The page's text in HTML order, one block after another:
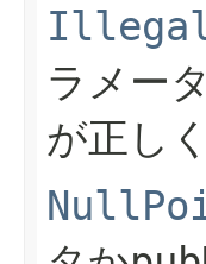
ラメー
が正し